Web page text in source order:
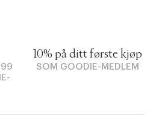
10% på ditt første kjøp
SOM GOODIE-MEDLEM